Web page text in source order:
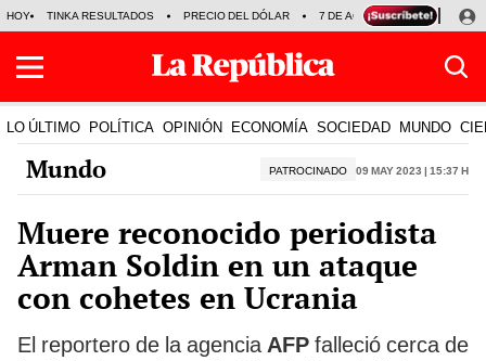
HOY TINKA RESULTADOS PRECIO DEL DÓLAR 7 DE AGOSTO OLLANTA
LO ÚLTIMO POLÍTICA OPINIÓN ECONOMÍA SOCIEDAD MUNDO
Mundo PATROCINADO 09 May 2023 | 15:37 h
Muere reconocido periodista
Arman Soldin en un ataque
con cohetes en Ucrania
El reportero de la agencia AFP falleció cerca de